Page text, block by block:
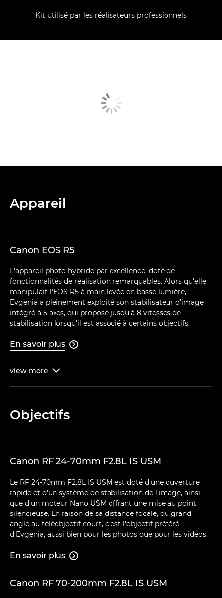
Kit utilisé par les réalisateurs professionnels
Appareil
Canon EOS R5
L'appareil photo hybride par excellence, doté de
fonctionnalités de réalisation remarquables. Alors qu'elle
manipulait l'EOS R5 à main levée en basse lumière,
Evgenia a pleinement exploité son stabilisateur d'image
intégré à 5 axes, qui propose jusqu'à 8 vitesses de
stabilisation lorsqu'il est associé à certains objectifs.
En savoir plus 
view more 
Objectifs
Canon RF 24-70mm F2.8L IS USM
Le RF 24-70mm F2.8L IS USM est doté d'une ouverture
rapide et d'un système de stabilisation de l'image, ainsi
que d'un moteur Nano USM offrant une mise au point
silencieuse. En raison de sa distance focale, du grand
angle au téléobjectif court, c'est l'objectif préféré
d'Evgenia, aussi bien pour les photos que pour les vidéos.
En savoir plus 
Canon RF 70-200mm F2.8L IS USM